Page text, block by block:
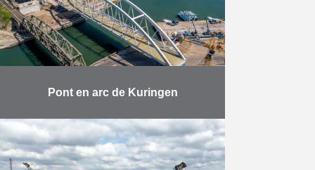
En savoir plus
Pont en arc de Kuringen
En avril de cette année, le nouveau
pont ferroviaire de Kuringen a été
mis en service. Herbosch-Kiere –